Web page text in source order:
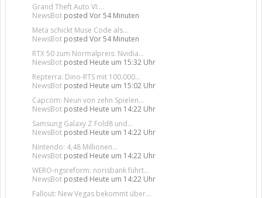
Grand Theft Auto VI:...
NewsBot posted Vor 54 Minuten
Meta schickt Muse Code als...
NewsBot posted Vor 54 Minuten
RTX 50 zum Normalpreis: Nvidia...
NewsBot posted Heute um 15:32 Uhr
Repterra: Dino-RTS mit 100.000...
NewsBot posted Heute um 15:02 Uhr
Capcom: Neun von zehn Spielen...
NewsBot posted Heute um 14:22 Uhr
Samsung Galaxy Z Fold8 und...
NewsBot posted Heute um 14:22 Uhr
Nintendo: 4,48 Millionen...
NewsBot posted Heute um 14:22 Uhr
WERO-ngsreform: norisbank führt...
NewsBot posted Heute um 14:22 Uhr
Fallout: New Vegas bekommt über...